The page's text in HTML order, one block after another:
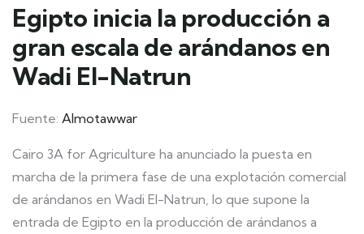
Egipto inicia la producción a
gran escala de arándanos en
Wadi El-Natrun
Fuente: Almotawwar
Cairo 3A for Agriculture ha anunciado la puesta en
marcha de la primera fase de una explotación comercial
de arándanos en Wadi El-Natrun, lo que supone la
entrada de Egipto en la producción de arándanos a